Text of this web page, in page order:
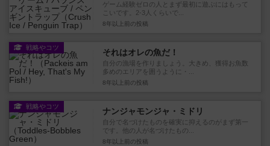
ゲーム経験ゼロの人とまず最初に遊ぶにはもって
こいです。2-3人くらいで...
8年以上前 の投稿
戦略やコツ それはオレの魚だ！
自分の漁場を作りましょう。大きめ、獲得お魚数
多めのエリアを囲うように・...
8年以上前 の投稿
戦略やコツ ナンジャモンジャ・ミドリ
自分で名づけたものを確実に抑えるのがまず第一
です。他の人が名づけたもの...
8年以上前 の投稿